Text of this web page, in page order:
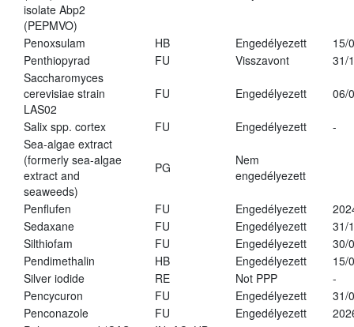
isolate Abp2
(PEPMVO)
Penoxsulam HB Engedélyezett
15/
Penthiopyrad
FU Visszavont
31/
Saccharomyces
cerevisiae strain
LAS02
FU Engedélyezett 06/
Salix spp. cortex FU Engedélyezett
-
Sea-algae extract
(formerly sea-algae
extract and
seaweeds)
PG
Nem
engedélyezett
Penflufen FU Engedélyezett
Sedaxane
FU Engedélyezett
31/
Silthiofam
FU Engedélyezett
30/
Pendimethalin
HB Engedélyezett
15/
Silver iodide
RE Not PPP
-
Pencycuron
FU Engedélyezett
31/
Penconazole
FU Engedélyezett